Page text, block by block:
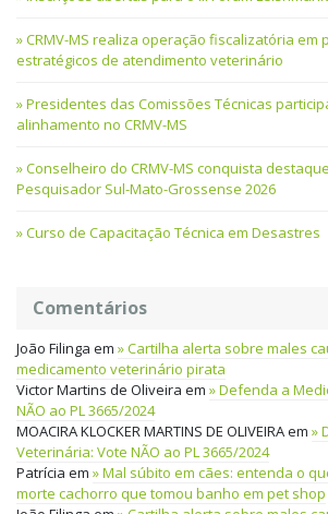
CRMV-MS realiza operação fiscalizatória em
estratégicos de atendimento veterinário
Presidentes das Comissões Técnicas
alinhamento no CRMV-MS
Conselheiro do CRMV-MS conquista
Pesquisador Sul-Mato-Grossense 2026
Curso de Capacitação Técnica em Desastres
Comentários
João Filinga em
Cartilha alerta sobre males
medicamento veterinário pirata
Victor Martins de Oliveira em
Defenda a
NÃO ao PL 3665/2024
MOACIRA KLOCKER MARTINS DE OLIVEIRAem
Veterinária: Vote NÃO ao PL 3665/2024
Patrícia em
Mal súbito em cães: entenda o
morte cachorro que tomou banho em pet shop